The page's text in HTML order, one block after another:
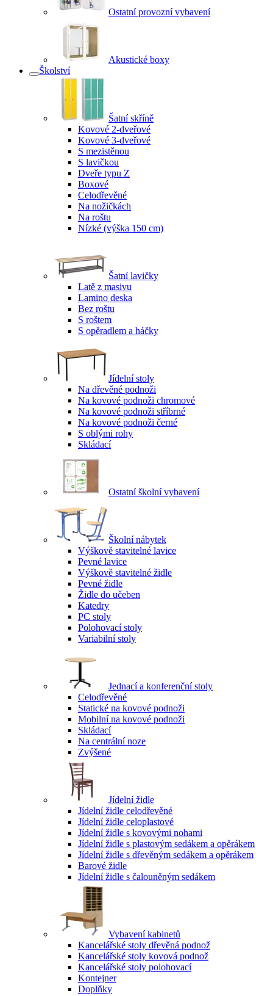
Ostatní provozní vybavení
Akustické boxy
Školství
Šatní skříně
Kovové 2-dveřové
Kovové 3-dveřové
S mezistěnou
S lavičkou
Dveře typu Z
Boxové
Celodřevěné
Na nožičkách
Na roštu
Nízké (výška 150 cm)
Šatní lavičky
Latě z masivu
Lamino deska
Bez roštu
S roštem
S opěradlem a háčky
Jídelní stoly
Na dřevěné podnoži
Na kovové podnoži chromové
Na kovové podnoži stříbrné
Na kovové podnoži černé
S oblými rohy
Skládací
Ostatní školní vybavení
Školní nábytek
Výškově stavitelné lavice
Pevné lavice
Výškově stavitelné židle
Pevné židle
Židle do učeben
Katedry
PC stoly
Polohovací stoly
Variabilní stoly
Jednací a konferenční stoly
Celodřevěné
Statické na kovové podnoži
Mobilní na kovové podnoži
Skládací
Na centrální noze
Zvýšené
Jídelní židle
Jídelní židle celodřevěné
Jídelní židle celoplastové
Jídelní židle s kovovými nohami
Jídelní židle s plastovým sedákem a opěrákem
Jídelní židle s dřevěným sedákem a opěrákem
Barové židle
Jídelní židle s čalouněným sedákem
Vybavení kabinetů
Kancelářské stoly dřevěná podnož
Kancelářské stoly kovová podnož
Kancelářské stoly polohovací
Kontejner
Doplňky